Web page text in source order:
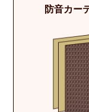
防音カー